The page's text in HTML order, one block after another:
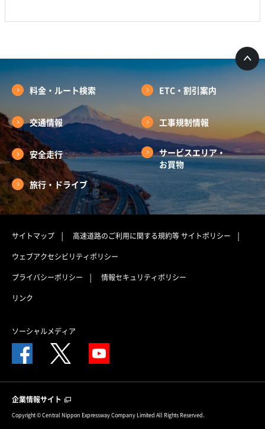
料金・ルート検索 ETC・割引案内
交通情報 工事規制情報
安全走行
サービスエリア・
お買物
旅行・ドライブ
サイトマップ 高速道路のご利用に関する規約等サイトポリシー
ウェブアクセシビリティポリシー
プライバシーポリシー
情報セキュリティポリシー
リンク
ソーシャルメディア
企業情報サイト
Copyright © Central Nippon Expressway Company Limited All Rights Reserved.